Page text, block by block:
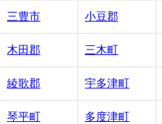
三豊市 小豆郡
木田郡 三木町
綾歌郡 宇多津町
琴平町 多度津町